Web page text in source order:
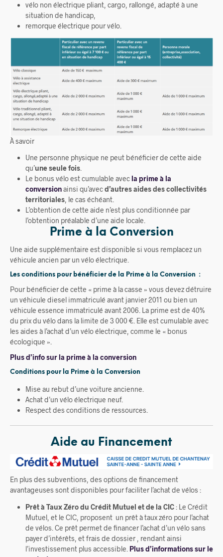
vélo non électrique pliant, cargo, rallongé, adapté à une
situation de handicap,
remorque électrique pour vélo.
À savoir
Une personne physique ne peut bénéficier de cette aide
qu’une seule fois.
Le bonus vélo est cumulable avec la prime à la
conversionainsi qu’avecd’autres aides des collectivités
territoriales, le cas échéant.
L’obtention de cette aide n’est plus conditionnée par
l’obtention préalable d’une aide locale.
Prime à la Conversion
Une aide supplémentaire est disponible si vous remplacez un
véhicule ancien par un vélo électrique.
Les conditions pour bénéficier de la Prime à la Conversion :
Pour bénéficier de cette « prime à la casse » vous devez détruire
un véhicule diesel immatriculé avant janvier 2011 ou bien un
véhicule essence immatriculé avant 2006. La prime est de 40%
du prix du vélo dans la limite de 3 000 €. Elle est cumulable avec
les aides à l’achat d’un vélo électrique, comme le « bonus
écologique ».
Plus d’info sur la prime à la conversion
Conditions pour la Prime à la Conversion
Mise au rebut d’une voiture ancienne.
Achat d’un vélo électrique neuf.
Respect des conditions de ressources.
Aide au Financement
En plus des subventions, des options de financement
avantageuses sont disponibles pour faciliter l’achat de vélos :
Prêt à Taux Zéro du Crédit Mutuel et de la CIC: Le Crédit
Mutuel, et le CIC, proposent un prêt à taux zéro pour l’achat
de vélos. Ce prêt permet de financer l’achat d’un vélo sans
payer d’intérêts, et frais de dossier , rendant ainsi
l’investissement plus accessible. Plus d’informations sur le